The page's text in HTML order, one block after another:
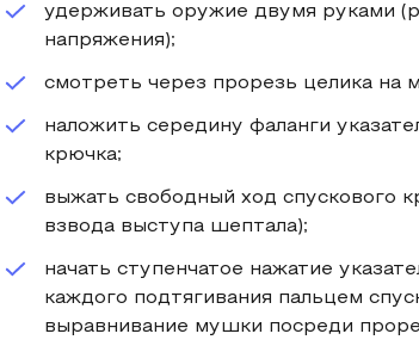
удерживать оружие двумя руками
напряжения);
смотреть через прорезь целика на
наложить середину фаланги
крючка;
выжать свободный ход спускового
взвода выступа шептала);
начать ступенчатое нажатие
каждого подтягивания пальцем
выравнивание мушки посреди